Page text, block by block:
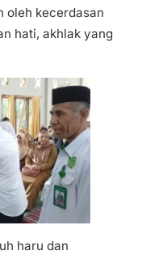
oleh kecerdasan
hati, akhlak yang
haru dan